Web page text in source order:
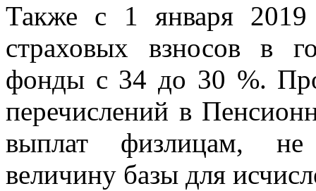
Также с 1 января
страховых взносов в
фонды с 34 до 30 %.
перечислений в
выплат физлицам,
величину базы для